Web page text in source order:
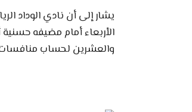
يشار إلى أن نادي الوداد
الأربعاء أمام مضيفه
والعشرين لحساب منافسات